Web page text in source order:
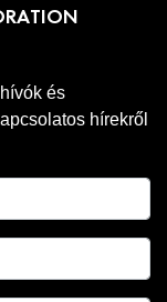
és
hírekről